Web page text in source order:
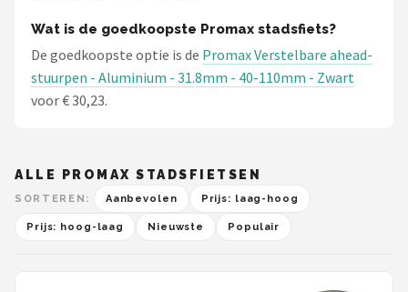
Wat is de goedkoopste Promax stadsfiets?
De goedkoopste optie is de Promax Verstelbare ahead-
stuurpen - Aluminium - 31.8mm - 40-110mm - Zwart
voor € 30,23.
ALLE PROMAX STADSFIETSEN
SORTEREN: Aanbevolen Prijs: laag-hoog
Prijs: hoog-laag Nieuwste Populair